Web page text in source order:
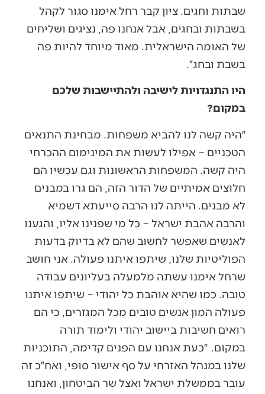
שבתות וחגים. ציון קבר רחל אימנו סגור לקהל
בשבתות ובחגים, אבל אנחנו פה, נציגים ושליחים
של האומה הישראלית. מאוד מיוחד להיות פה
בשבת ובחג״.
היו התנגדויות לישיבה ולהתיישבות שלכם
במקום?
״היה קשה לנו להביא משפחות. מבחינת התנאים
הטכניים – אפילו לעשות את המינימום ההכרחי
היה קשה. המשפחות הראשונות וגם עכשיו הם
חלוצים אמיתיים של הדור הזה, הם גרו במבנים
לא מבנים. הייתה לנו הרבה סייעתא דשמיא
והרבה אהבת ישראל – כל מי שפנינו אליו, והגענו
לאנשים שאפשר לחשוב שהם לא בדיוק בדעות
הפוליטיות שלנו, שיתפו איתנו פעולה. אני חושב
שרחל אימנו עשתה מלמעלה בעליונים עבודה
טובה. כמו שהיא אוהבת כל יהודי – שיתפו איתנו
פעולה המון אנשים טובים מכל המגזרים, כי הם
רואים חשיבות ביישוב יהודי ולימוד תורה
במקום. ״כעת אנחנו עם הפנים קדימה, התוכניות
שלנו במנהל האזרחי על סף אישור סופי, ואח״כ זה
עובר בממשלת ישראל ואצל שר הביטחון, ואנחנו